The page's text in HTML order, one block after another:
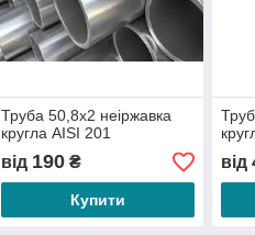
Труба 50,8х2 неіржавка
кругла АІSI 201
від 190₴
Купити
від